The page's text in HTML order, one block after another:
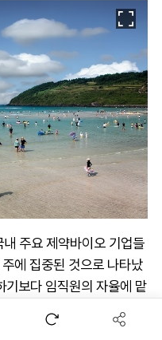
주요 제약바이오 기업들
에 집중된 것으로 나타났
기보다 임직원의 자율에 맡